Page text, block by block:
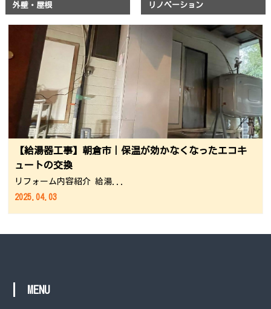
外壁・屋根 リノベーション
【給湯器工事】朝倉市｜保温が効かなくなったエコキ
ュートの交換
リフォーム内容紹介 給湯...
2025.04.03
MENU